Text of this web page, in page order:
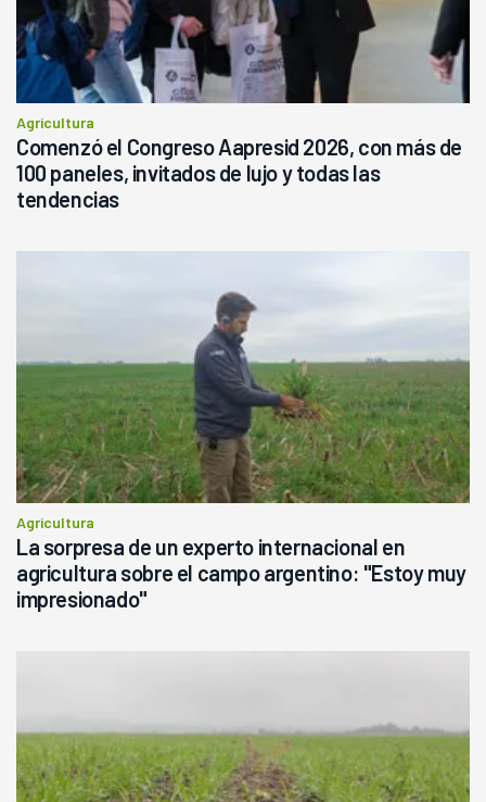
Agricultura
Comenzó el Congreso Aapresid 2026, con más de
100 paneles, invitados de lujo y todas las
tendencias
Agricultura
La sorpresa de un experto internacional en
agricultura sobre el campo argentino: "Estoy muy
impresionado"